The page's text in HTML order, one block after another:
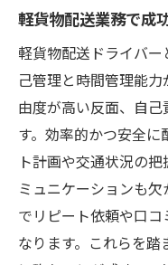
軽貨物配送業務で成
軽貨物配送ドライバ
己管理と時間管理能
由度が高い反面、自
す。効率的かつ安全
ト計画や交通状況の
ミュニケーションも
でリピート依頼や口
なります。これらを